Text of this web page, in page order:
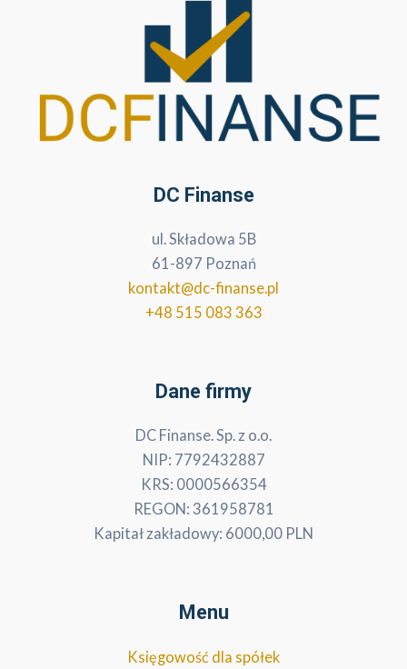
DC Finanse
ul. Składowa 5B
61-897 Poznań
kontakt@dc-finanse.pl
+48 515 083 363
Dane firmy
DC Finanse. Sp. z o.o.
NIP: 7792432887
KRS: 0000566354
REGON: 361958781
Kapitał zakładowy: 6000,00 PLN
Menu
Księgowość dla spółek